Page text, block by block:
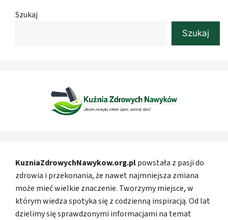
Szukaj
Szukaj
KuzniaZdrowychNawykow.org.plpowstała z pasji do
zdrowia i przekonania, że nawet najmniejsza zmiana
może mieć wielkie znaczenie. Tworzymy miejsce, w
którym wiedza spotyka się z codzienną inspiracją. Od lat
dzielimy się sprawdzonymi informacjami na temat